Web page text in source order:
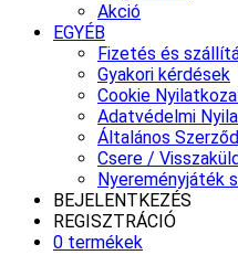
Akció
EGYÉB
Fizetés és
Gyakori kérdések
Cookie
Adatvédelmi
Általános
Csere /
Nyereményjáték
BEJELENTKEZÉS
REGISZTRÁCIÓ
0 termékek